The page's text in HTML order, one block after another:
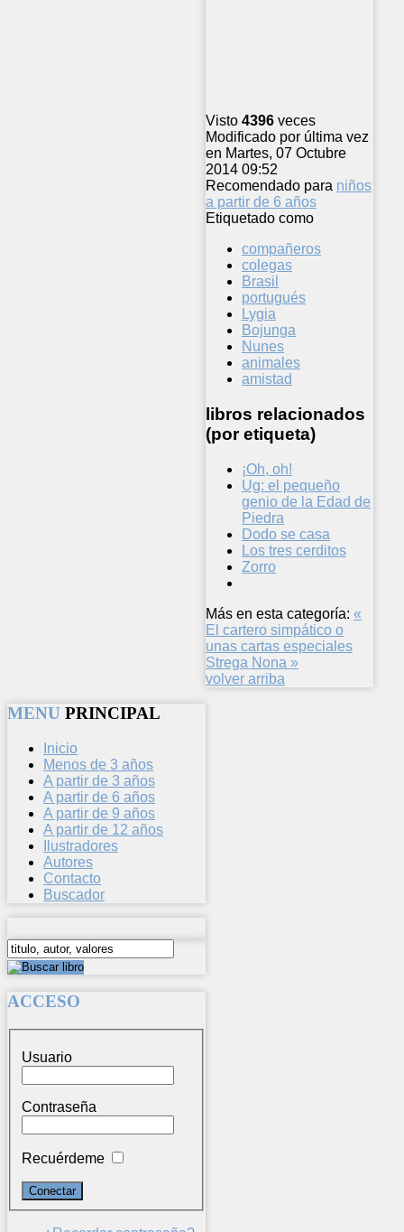
Visto 4396 veces
Modificado por última vez
en Martes, 07 Octubre
2014 09:52
Recomendado para niños
a partir de 6 años
Etiquetado como
compañeros
colegas
Brasil
portugués
Lygia
Bojunga
Nunes
animales
amistad
libros relacionados
(por etiqueta)
¡Oh, oh!
Ug: el pequeño
genio de la Edad de
Piedra
Dodo se casa
Los tres cerditos
Zorro
Más en esta categoría: «
El cartero simpático o
unas cartas especiales
Strega Nona »
volver arriba
MENU PRINCIPAL
Inicio
Menos de 3 años
A partir de 3 años
A partir de 6 años
A partir de 9 años
A partir de 12 años
Ilustradores
Autores
Contacto
Buscador
ACCESO
Usuario
Contraseña
Recuérdeme